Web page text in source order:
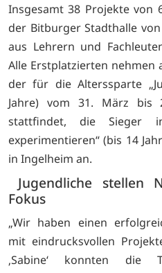
Insgesamt 38 Projekte von
der Bitburger Stadthalle
aus Lehrern und
Alle Erstplatzierten nehmen
der für die Alterssparte
Jahre) vom 31. März bis
stattfindet, die Sieger
experimentieren“ (bis 14
in Ingelheim an.
Jugendliche stellen
Fokus
„Wir haben einen
mit eindrucksvollen
‚Sabine‘ konnten die